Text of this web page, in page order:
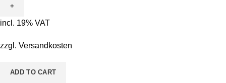
Ausmalen
-
Frosch
incl. 19% VAT
zzgl. Versandkosten
ADD TO CART